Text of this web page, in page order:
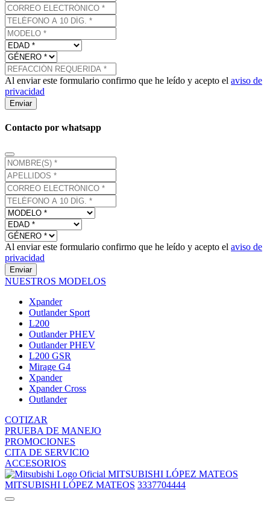
Al enviar este formulario confirmo que he leído y acepto el aviso de
privacidad
Enviar
Contacto por whatsapp
Al enviar este formulario confirmo que he leído y acepto el aviso de
privacidad
Enviar
NUESTROS MODELOS
Xpander
Outlander Sport
L200
Outlander PHEV
Outlander PHEV
L200 GSR
Mirage G4
Xpander
Xpander Cross
Outlander
COTIZAR
PRUEBA DE MANEJO
PROMOCIONES
CITA DE SERVICIO
ACCESORIOS
MITSUBISHI LÓPEZ MATEOS
MITSUBISHI LÓPEZ MATEOS 3337704444